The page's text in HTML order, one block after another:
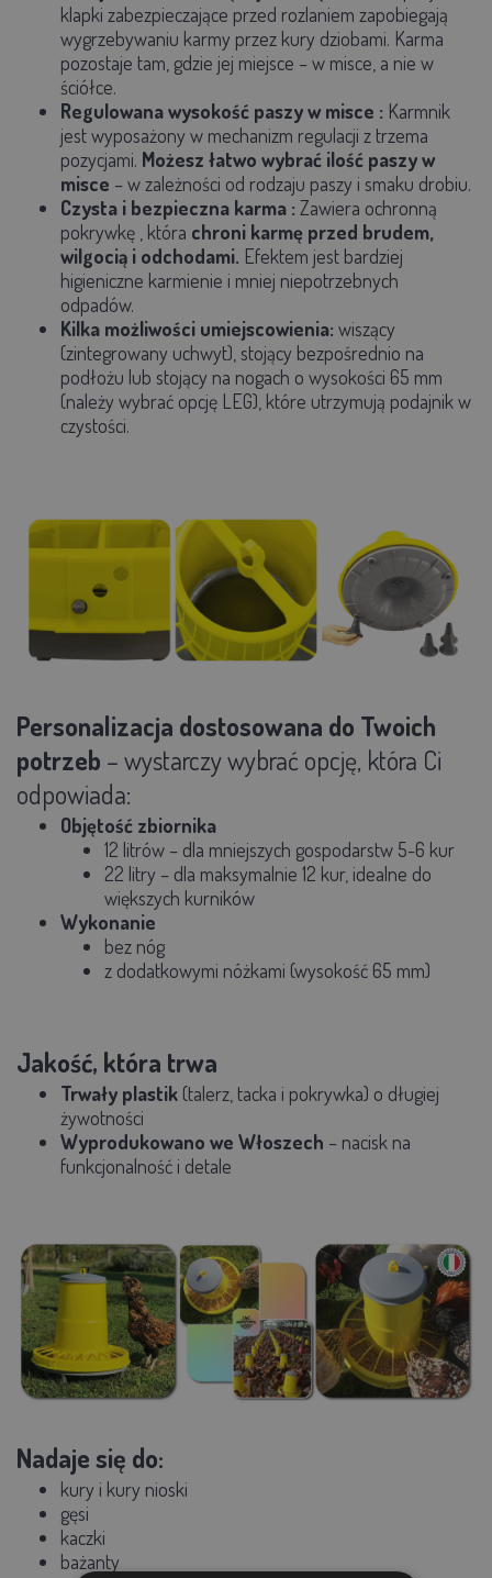
klapki zabezpieczające przed rozlaniem zapobiegają
wygrzebywaniu karmy przez kury dziobami. Karma
pozostaje tam, gdzie jej miejsce – w misce, a nie w
ściółce.
Regulowana wysokość paszy w misce : Karmnik
jest wyposażony w mechanizm regulacji z trzema
pozycjami. Możesz łatwo wybrać ilość paszy w
misce – w zależności od rodzaju paszy i smaku drobiu.
Czysta i bezpieczna karma : Zawiera ochronną
pokrywkę , która chroni karmę przed brudem,
wilgocią i odchodami. Efektem jest bardziej
higieniczne karmienie i mniej niepotrzebnych
odpadów.
Kilka możliwości umiejscowienia: wiszący
(zintegrowany uchwyt), stojący bezpośrednio na
podłożu lub stojący na nogach o wysokości 65 mm
(należy wybrać opcję LEG), które utrzymują podajnik w
czystości.
Personalizacja dostosowana do Twoich
potrzeb – wystarczy wybrać opcję, która Ci
odpowiada:
Objętość zbiornika
12 litrów – dla mniejszych gospodarstw 5-6 kur
22 litry – dla maksymalnie 12 kur, idealne do
większych kurników
Wykonanie
bez nóg
z dodatkowymi nóżkami (wysokość 65 mm)
Jakość, która trwa
Trwały plastik (talerz, tacka i pokrywka) o długiej
żywotności
Wyprodukowano we Włoszech – nacisk na
funkcjonalność i detale
Nadaje się do:
kury i kury nioski
gęsi
kaczki
bażanty